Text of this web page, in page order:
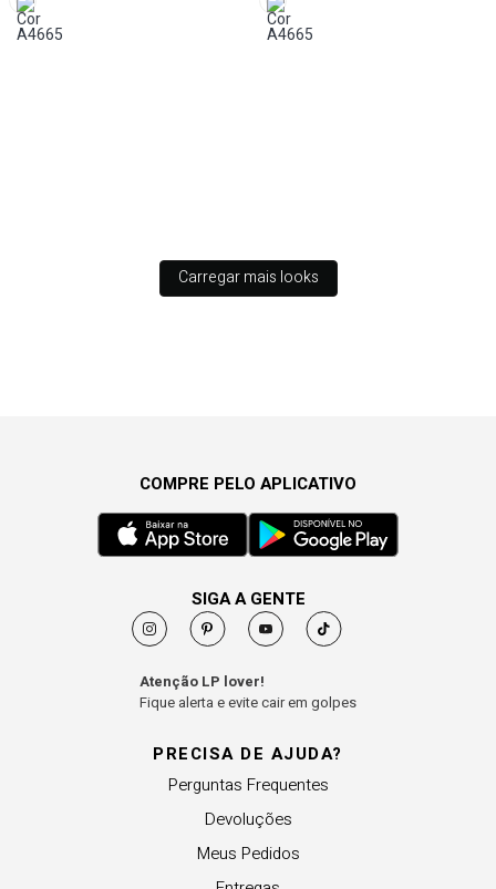
Carregar mais looks
PRECISA DE AJUDA?
Perguntas Frequentes
Devoluções
Meus Pedidos
COMPRE PELO APLICATIVO
SIGA A GENTE
Atenção LP lover!
Fique alerta e evite cair em golpes